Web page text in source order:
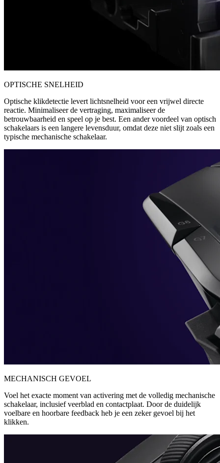
OPTISCHE SNELHEID
Optische klikdetectie levert lichtsnelheid voor een vrijwel directe
reactie. Minimaliseer de vertraging, maximaliseer de
betrouwbaarheid en speel op je best. Een ander voordeel van optisch
schakelaars is een langere levensduur, omdat deze niet slijt zoals een
typische mechanische schakelaar.
MECHANISCH GEVOEL
Voel het exacte moment van activering met de volledig mechanische
schakelaar, inclusief veerblad en contactplaat. Door de duidelijk
voelbare en hoorbare feedback heb je een zeker gevoel bij het
klikken.